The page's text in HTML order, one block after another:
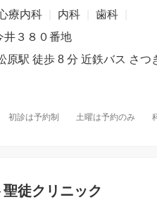
療内科 内科 歯科
井３８０番地
初診は予約制 土曜は予約のみ
徒クリニック